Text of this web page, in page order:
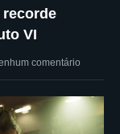
recorde
VI
comentário